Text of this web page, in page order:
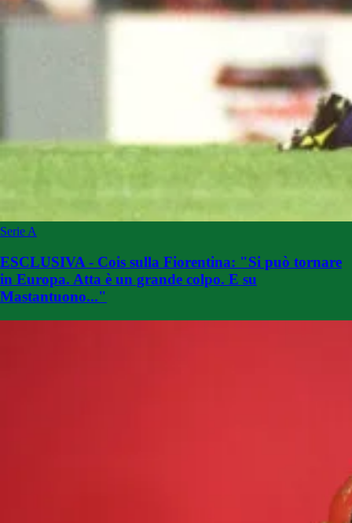
Serie A
ESCLUSIVA - Cois sulla Fiorentina: "Si può tornare
in Europa. Atta è un grande colpo. E su
Mastantuono..."